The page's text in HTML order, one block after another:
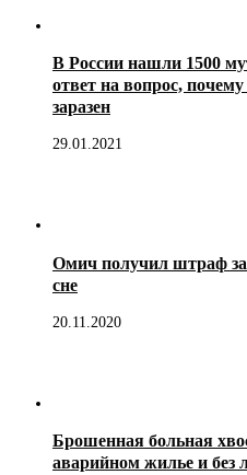
В России нашли 1500
ответ на вопрос,
заразен
29.01.2021
Омич получил штраф за
сне
20.11.2020
Брошенная больная
аварийном жилье и без